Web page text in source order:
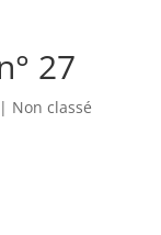
27
| Non classé